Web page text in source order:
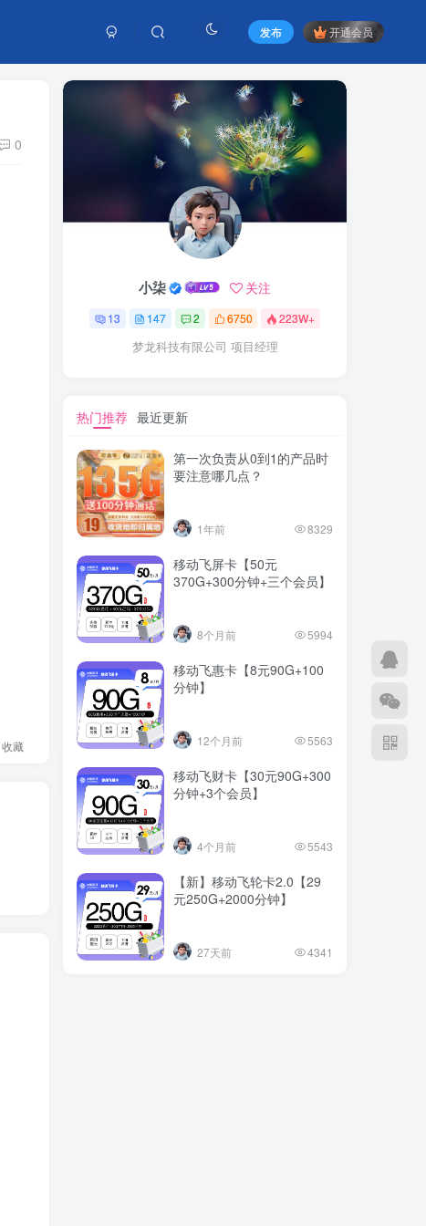
发布 开通会员
0
收藏
小柒 关注
13 147 2 6750 223W+
梦龙科技有限公司 项目经理
热门推荐 最近更新
第一次负责从0到1的产品时
要注意哪几点？
1年前 8329
移动飞屏卡【50元
370G+300分钟+三个会员】
8个月前 5994
移动飞惠卡【8元90G+100
分钟】
12个月前 5563
移动飞财卡【30元90G+300
分钟+3个会员】
4个月前 5543
【新】移动飞轮卡2.0【29
元250G+2000分钟】
27天前 4341